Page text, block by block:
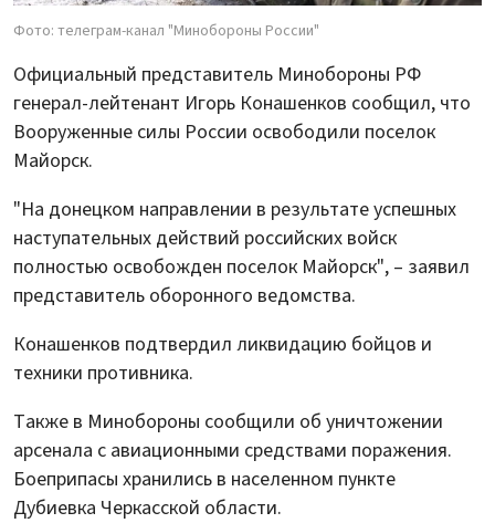
Фото: телеграм-канал "Минобороны России"
Официальный представитель Минобороны РФ
генерал-лейтенант Игорь Конашенков сообщил, что
Вооруженные силы России освободили поселок
Майорск.
"На донецком направлении в результате успешных
наступательных действий российских войск
полностью освобожден поселок Майорск", – заявил
представитель оборонного ведомства.
Конашенков подтвердил ликвидацию бойцов и
техники противника.
Также в Минобороны сообщили об уничтожении
арсенала с авиационными средствами поражения.
Боеприпасы хранились в населенном пункте
Дубиевка Черкасской области.